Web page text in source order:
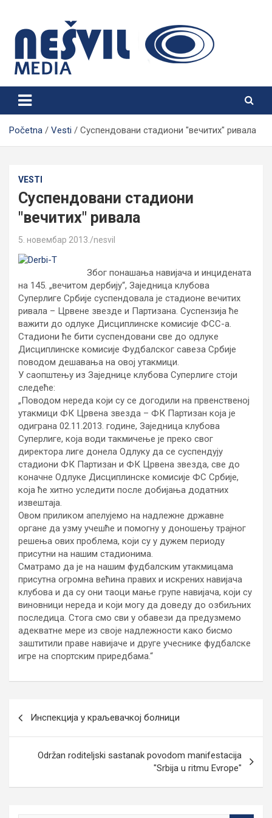
content
Nešvil Media Bogatić
Početna Vesti Суспендовани стадиони "вечитих" ривала
VESTI
Суспендовани стадиони
"вечитих" ривала
5. новембар 2013. nesvil
Због понашања навијача и инцидената
на 145. „вечитом дербију“, Заједница клубова
Суперлиге Србије суспендовала је стадионе вечитих
ривала – Црвене звезде и Партизана. Суспензија ће
важити до одлуке Дисциплинске комисије ФСС-а.
Стадиони ће бити суспендовани све до одлуке
Дисциплинске комисије Фудбалског савеза Србије
поводом дешавања на овој утакмици.
У саопштењу из Заједнице клубова Суперлиге стоји
следеће:
„Поводом нереда који су се догодили на првенственој
утакмици ФК Црвена звезда – ФК Партизан која је
одиграна 02.11.2013. године, Заједница клубова
Суперлиге, која води такмичење је преко свог
директора лиге донела Одлуку да се суспендују
стадиони ФК Партизан и ФК Црвена звездa, све до
коначне Одлуке Дисциплинске комисије ФС Србије,
која ће хитно уследити после добијања додатних
извештаја.
Овом приликом апелујемо на надлежне државне
органе да узму учешће и помогну у доношењу трајног
решења ових проблема, који су у дужем периоду
присутни на нашим стадионима.
Сматрамо да је на нашим фудбалским утакмицама
присутна огромна већина правих и искрених навијача
клубова и да су они таоци мање групе навијача, који су
виновници нереда и који могу да доведу до озбиљних
последица. Стога смо сви у обавези да предузмемо
адекватне мере из своје надлежности како бисмо
заштитили праве навијаче и друге учеснике фудбалске
игре на спортским приредбама.“
Инспекција у краљевачкој болници
Održan roditeljski sastanak povodom manifestacija
"Srbija u ritmu Evrope"